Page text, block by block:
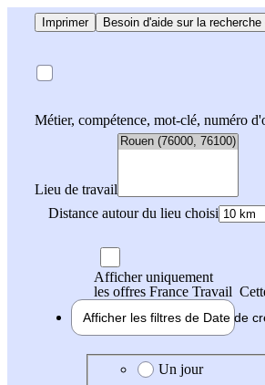
Imprimer Besoin d'aide sur la
Métier, compétence, mot-clé, numéro
Lieu de travail
Distance autour du lieu choisi
Afficher uniquement
les offres France Travail
Afficher les filtres de Date de
Date de création de l'offre
Un jour